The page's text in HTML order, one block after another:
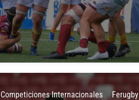
Competiciones Internacionales Ferugby